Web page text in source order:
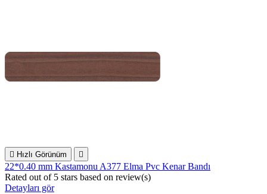
 Hızlı Görünüm 
22*0.40 mm Kastamonu A377 Elma Pvc Kenar Bandı
Rated out of 5 stars based on review(s)
Detayları gör